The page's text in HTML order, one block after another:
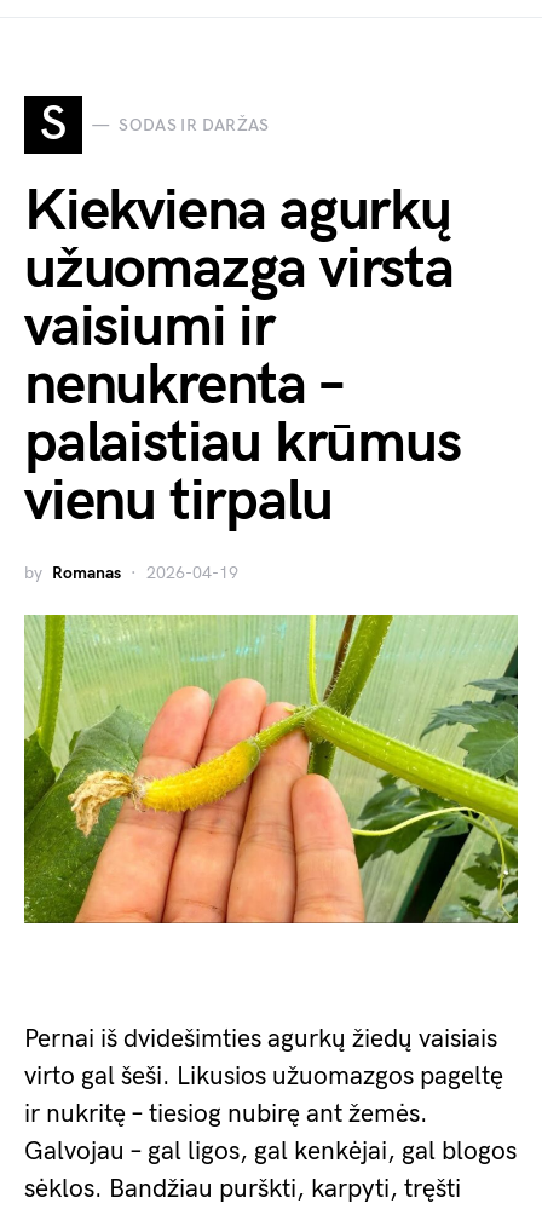
S SODAS IR DARŽAS
Kiekviena agurkų
užuomazga virsta
vaisiumi ir
nenukrenta –
palaistiau krūmus
vienu tirpalu
by Romanas 2026-04-19
Pernai iš dvidešimties agurkų žiedų vaisiais
virto gal šeši. Likusios užuomazgos pageltę
ir nukritę – tiesiog nubirę ant žemės.
Galvojau – gal ligos, gal kenkėjai, gal blogos
sėklos. Bandžiau purškti, karpyti, tręšti